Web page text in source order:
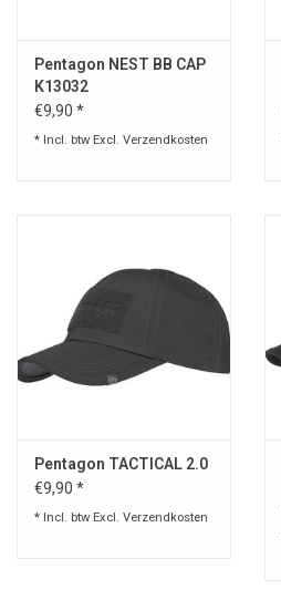
Pentagon NEST BB CAP
K13032
€9,90 *
* Incl. btw Excl. Verzendkosten
Pentagon TACTICAL 2.0
€9,90 *
* Incl. btw Excl. Verzendkosten